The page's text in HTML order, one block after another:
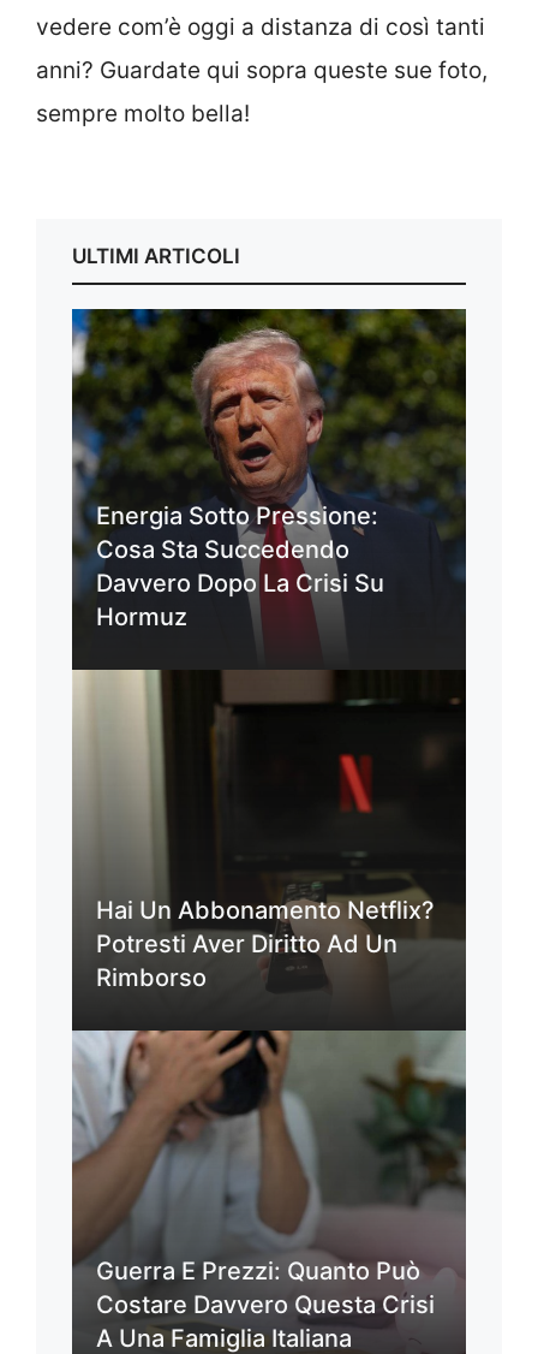
vedere com’è oggi a distanza di così tanti
anni? Guardate qui sopra queste sue foto,
sempre molto bella!
ULTIMI ARTICOLI
Energia Sotto Pressione:
Cosa Sta Succedendo
Davvero Dopo La Crisi Su
Hormuz
Hai Un Abbonamento Netflix?
Potresti Aver Diritto Ad Un
Rimborso
Guerra E Prezzi: Quanto Può
Costare Davvero Questa Crisi
A Una Famiglia Italiana